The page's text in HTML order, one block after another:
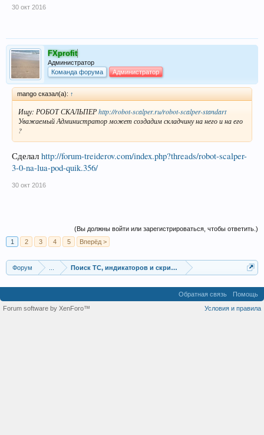
30 окт 2016
FXprofit
Администратор
Команда форума
Администратор
mango сказал(а): ↑
Ищу: РОБОТ СКАЛЬПЕРhttp://robot-scalper.ru/robot-scalper-standart
Уважаемый Администратор может создадим складчину на него и на его
?
Сделал http://forum-treiderov.com/index.php?threads/robot-scalper-
3-0-na-lua-pod-quik.356/
30 окт 2016
(Вы должны войти или зарегистрироваться, чтобы ответить.)
1
2 3 4 5 Вперёд >
Форум Поиск ТС, индикаторов и скриптов
Обратная связь
Помощь
Условия и правила
Forum software by XenForo™